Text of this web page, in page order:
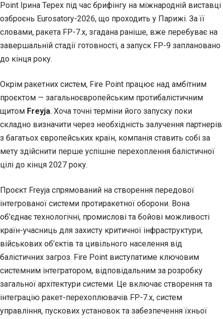
Point Ірина Терех під час брифінгу на міжнародній виставці
озброєнь Eurosatory-2026, що проходить у Парижі. За її
словами, ракета FP-7.х, згадана раніше, вже перебуває на
завершальній стадії готовності, а запуск FP-9 заплановано
до кінця року.
Окрім ракетних систем, Fire Point працює над амбітним
проєктом — загальноєвропейським протибалістичним
щитом Freyja. Хоча точні терміни його запуску поки
складно визначити через необхідність залучення партнерів
з багатьох європейських країн, компанія ставить собі за
мету здійснити перше успішне перехоплення балістичної
цілі до кінця 2027 року.
Проєкт Freyja спрямований на створення передової
інтегрованої системи протиракетної оборони. Вона
об’єднає технологічні, промислові та бойові можливості
країн-учасниць для захисту критичної інфраструктури,
військових об’єктів та цивільного населення від
балістичних загроз. Fire Point виступатиме ключовим
системним інтегратором, відповідальним за розробку
загальної архітектури системи. Це включає створення та
інтеграцію ракет-перехоплювачів FP-7.х, систем
управління, пускових установок та забезпечення їхньої